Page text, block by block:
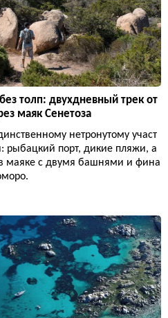
толп: двухдневный трек от
маяк Сенетоза
нетронутому участ
рыбацкий порт, дикие пляжи, а
маяке с двумя башнями и фина